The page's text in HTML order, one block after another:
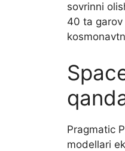
sovrinni
40 ta
Pragmatic
modellari